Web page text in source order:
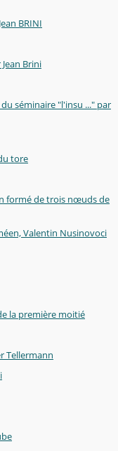
BRINI
Brini
séminaire "l'insu ..." par
tore
formé de trois nœuds de
Valentin Nusinovoci
la première moitié
Tellermann